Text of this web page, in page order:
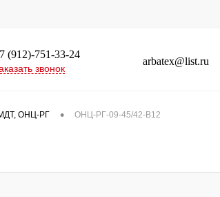
(912)-751-33-24
звонок
arbatex@list.ru
ОНЦ-РГ • ОНЦ-РГ-09-45/42-В12